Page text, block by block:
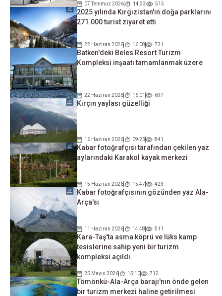
07 Temmuz 2026 14:33 515
2025 yılında Kırgızistan'ın doğa parklarını
271.000 turist ziyaret etti
22 Haziran 2026 16:08 721
Batken'deki Beles Resort Turizm
Kompleksi inşaatı tamamlanmak üzere
22 Haziran 2026 16:01 697
Kırçın yaylası güzelliği
16 Haziran 2026 09:23 841
Kabar fotoğrafçısı tarafından çekilen yaz
aylarındaki Karakol kayak merkezi
15 Haziran 2026 15:47 423
Kabar fotoğrafçısının gözünden yaz Ala-
Arça'sı
11 Haziran 2026 14:48 511
Kara-Taş'ta asma köprü ve lüks kamp
tesislerine sahip yeni bir turizm
kompleksi açıldı
25 Mayıs 2026 15:10 712
Tömönkü-Ala-Arça barajı'nın önde gelen
bir turizm merkezi haline getirilmesi